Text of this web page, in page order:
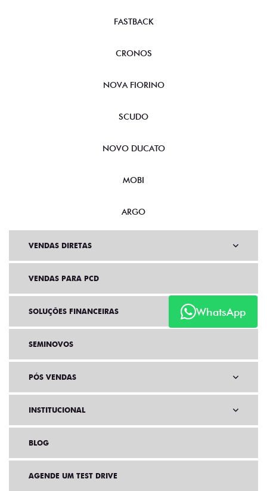
WhatsApp
FASTBACK
CRONOS
NOVA FIORINO
SCUDO
NOVO DUCATO
MOBI
ARGO
VENDAS DIRETAS
VENDAS PARA PCD
SOLUÇÕES FINANCEIRAS
SEMINOVOS
PÓS VENDAS
INSTITUCIONAL
BLOG
AGENDE UM TEST DRIVE